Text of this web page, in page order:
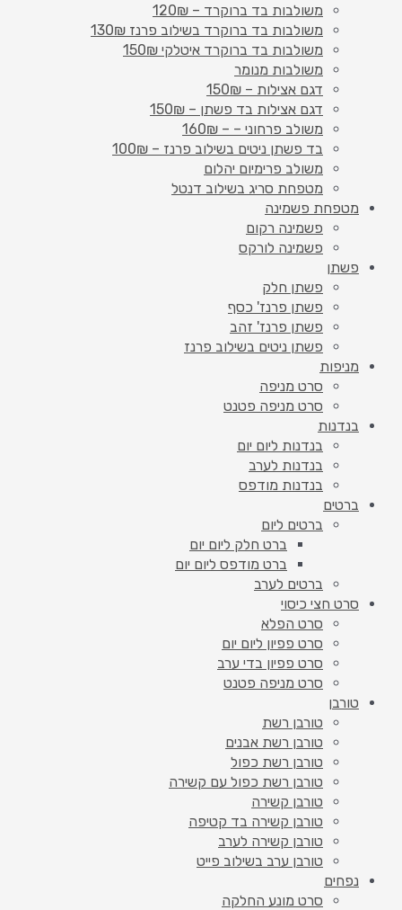
משולבות בד ברוקרד – 120₪
משולבות בד ברוקרד בשילוב פרנז 130₪
משולבות בד ברוקרד איטלקי 150₪
משולבות מנומר
דגם אצילות – 150₪
דגם אצילות בד פשתן – 150₪
משולב פרחוני – – 160₪
בד פשתן ניטים בשילוב פרנז – 100₪
משולב פרימיום יהלום
מטפחת סריג בשילוב דנטל
מטפחת פשמינה
פשמינה רקום
פשמינה לורקס
פשתן
פשתן חלק
פשתן פרנז' כסף
פשתן פרנז' זהב
פשתן ניטים בשילוב פרנז
מניפות
סרט מניפה
סרט מניפה פטנט
בנדנות
בנדנות ליום יום
בנדנות לערב
בנדנות מודפס
ברטים
ברטים ליום
ברט חלק ליום יום
ברט מודפס ליום יום
ברטים לערב
סרט חצי כיסוי
סרט הפלא
סרט פפיון ליום יום
סרט פפיון בדי ערב
סרט מניפה פטנט
טורבן
טורבן רשת
טורבן רשת אבנים
טורבן רשת כפול
טורבן רשת כפול עם קשירה
טורבן קשירה
טורבן קשירה בד קטיפה
טורבן קשירה לערב
טורבן ערב בשילוב פייט
נפחים
סרט מונע החלקה